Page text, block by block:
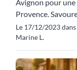
Avignon pour
Provence.
Le 17/12/2023
Marine L.